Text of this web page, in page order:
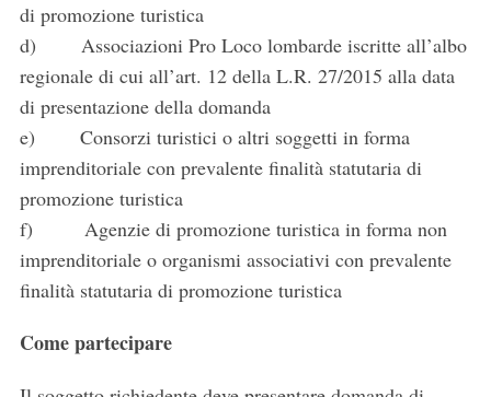
di promozione turistica
d) Associazioni Pro Loco lombarde iscritte all’albo
regionale di cui all’art. 12 della L.R. 27/2015 alla data
di presentazione della domanda
e) Consorzi turistici o altri soggetti in forma
imprenditoriale con prevalente finalità statutaria di
promozione turistica
f) Agenzie di promozione turistica in forma non
imprenditoriale o organismi associativi con prevalente
finalità statutaria di promozione turistica
Come partecipare